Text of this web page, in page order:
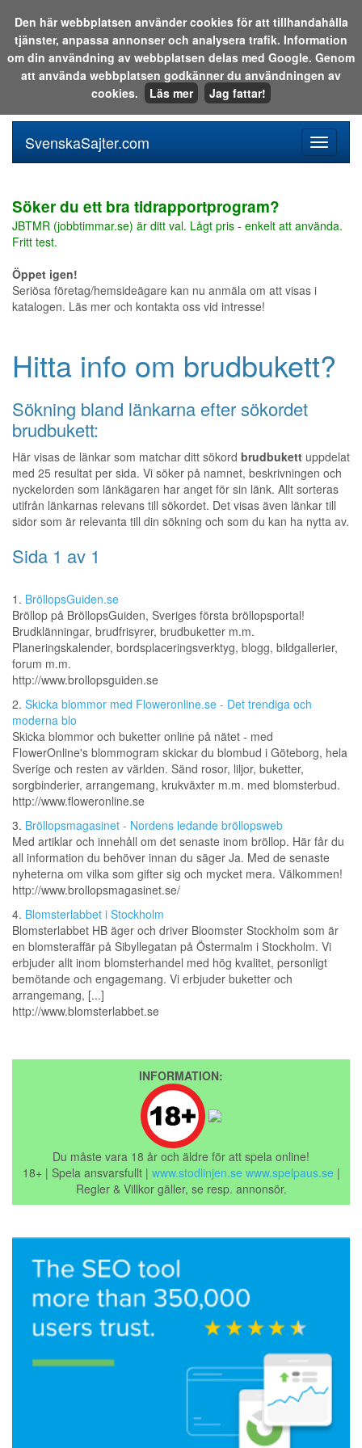
Sök i katalogen eller på webben:
meny
SvenskaSajter.com
Söker du ett bra tidrapportprogram?
JBTMR (jobbtimmar.se) är ditt val. Lågt pris - enkelt att använda.
Fritt test.
Öppet igen!
Seriösa företag/hemsideägare kan nu anmäla om att visas i
katalogen. Läs mer och kontakta oss vid intresse!
Hitta info om brudbukett?
Sökning bland länkarna efter sökordet
brudbukett:
Här visas de länkar som matchar ditt sökord brudbukett uppdelat
med 25 resultat per sida. Vi söker på namnet, beskrivningen och
nyckelorden som länkägaren har anget för sin länk. Allt sorteras
utifrån länkarnas relevans till sökordet. Det visas även länkar till
sidor som är relevanta till din sökning och som du kan ha nytta av.
Sida 1 av 1
1. BröllopsGuiden.se
Bröllop på BröllopsGuiden, Sveriges första bröllopsportal!
Brudklänningar, brudfrisyrer, brudbuketter m.m.
Planeringskalender, bordsplaceringsverktyg, blogg, bildgallerier,
forum m.m.
http://www.brollopsguiden.se
2. Skicka blommor med Floweronline.se - Det trendiga och
moderna blo
Skicka blommor och buketter online på nätet - med
FlowerOnline's blommogram skickar du blombud i Göteborg, hela
Sverige och resten av världen. Sänd rosor, liljor, buketter,
sorgbinderier, arrangemang, krukväxter m.m. med blomsterbud.
http://www.floweronline.se
3. Bröllopsmagasinet - Nordens ledande bröllopsweb
Med artiklar och innehåll om det senaste inom bröllop. Här får du
all information du behöver innan du säger Ja. Med de senaste
nyheterna om vilka som gifter sig och mycket mera. Välkommen!
http://www.brollopsmagasinet.se/
4. Blomsterlabbet i Stockholm
Blomsterlabbet HB äger och driver Bloomster Stockholm som är
en blomsteraffär på Sibyllegatan på Östermalm i Stockholm. Vi
erbjuder allt inom blomsterhandel med hög kvalitet, personligt
bemötande och engagemang. Vi erbjuder buketter och
arrangemang, [...]
http://www.blomsterlabbet.se
INFORMATION:
Du måste vara 18 år och äldre för att spela online!
18+ | Spela ansvarsfullt | www.stodlinjen.se www.spelpaus.se |
Regler & Villkor gäller, se resp. annonsör.
Den här webbplatsen använder cookies för att tillhandahålla
tjänster, anpassa annonser och analysera trafik. Information
om din användning av webbplatsen delas med Google. Genom
att använda webbplatsen godkänner du användningen av
cookies.
Läs mer Jag fattar!